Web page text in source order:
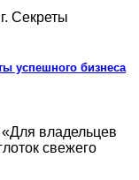
успешного бизнеса